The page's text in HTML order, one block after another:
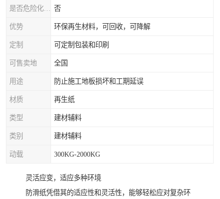
否
优势 环保再生材料，可回收，可降解
定制 可定制包装和印刷
可售卖地 全国
用途 防止施工地板损坏和工期延误
材质 再生纸
类型 建材辅料
类别 建材辅料
动载 300KG-2000KG
灵活应变，适应多种环境
防滑纸凭借其的适应性和灵活性，能够轻松应对复杂环